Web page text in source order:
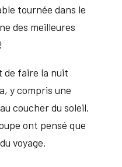
tournée dans le
des meilleures
de faire la nuit
y compris une
coucher du soleil.
ont pensé que
voyage.